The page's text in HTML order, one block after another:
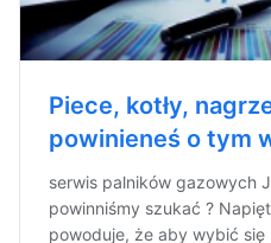
Piece, kotły,
powinieneś o tym
serwis palników gazowych
powinniśmy szukać ?
powoduje, że aby wybić